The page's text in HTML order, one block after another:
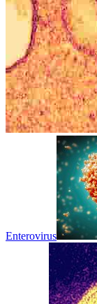
Enterovirus